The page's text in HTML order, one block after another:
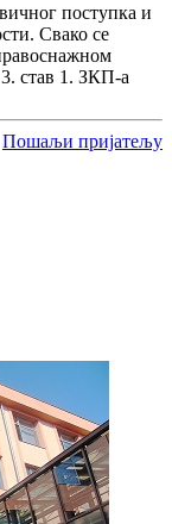
поступка и
Свако се
став 1. ЗКП-а
Пошаљи пријатељу